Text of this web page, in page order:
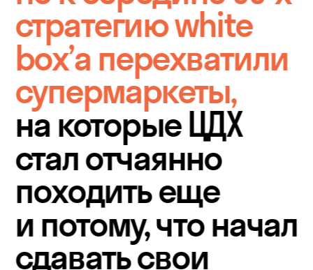
стратегию white
box’а перехватили
супермаркеты,
на которые ЦДХ
стал отчаянно
походить еще
и потому, что начал
сдавать свои